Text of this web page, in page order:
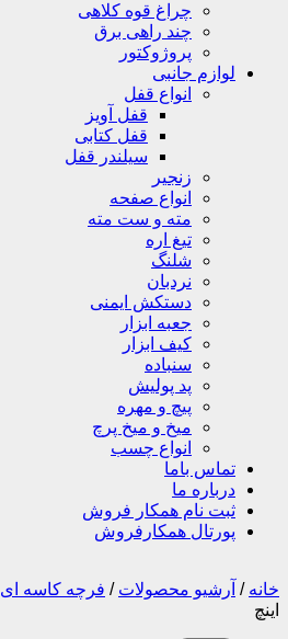
چراغ قوه کلاهی
چند راهی برق
پروژوکتور
لوازم جانبی
انواع قفل
قفل آویز
قفل کتابی
سیلندر قفل
زنجیر
انواع صفحه
مته و ست مته
تیغ اره
شلنگ
نردبان
دستکش ایمنی
جعبه ابزار
کیف ابزار
سنباده
پد پولیش
پیچ و مهره
میخ و میخ پرچ
انواع چسب
تماس باما
درباره ما
ثبت نام همکار فروش
پورتال همکارفروش
خانه / آرشیو محصولات / فرچه کاسه ای
اینچ